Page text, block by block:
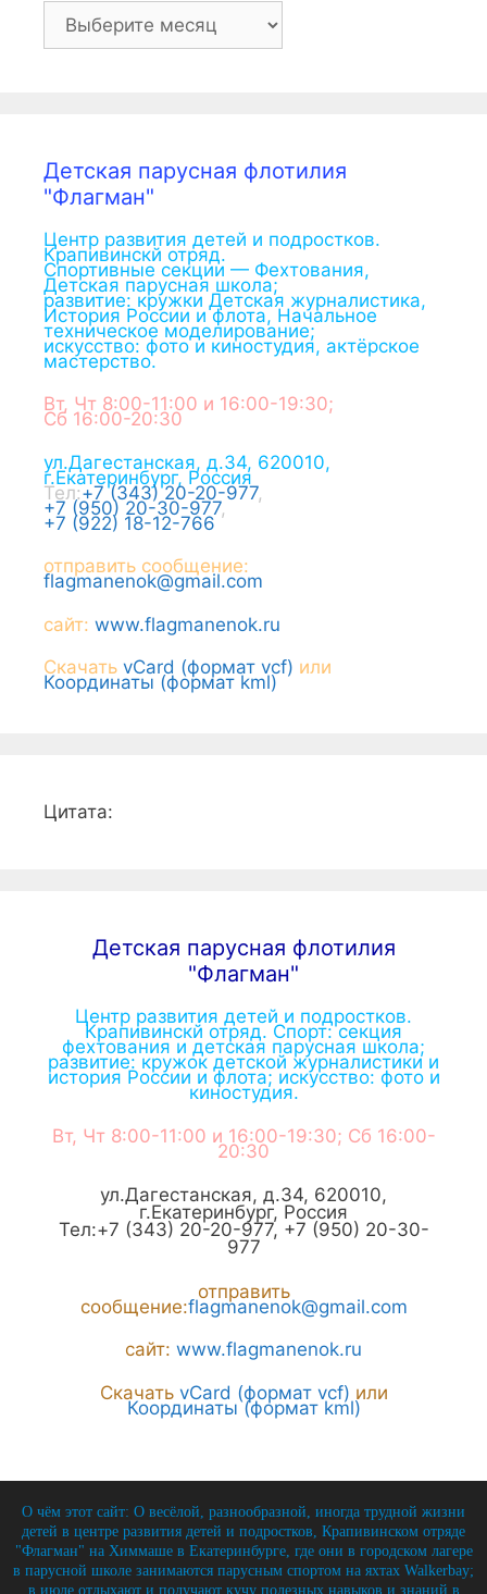
Архив
Детская парусная флотилия
"Флагман"
Центр развития детей и подростков.
Крапивинскй отряд.
Спортивные секции — Фехтования,
Детская парусная школа;
развитие: кружки Детская журналистика,
История России и флота, Начальное
техническое моделирование;
искусство: фото и киностудия, актёрское
мастерство.
Вт, Чт 8:00-11:00 и 16:00-19:30;
Сб 16:00-20:30
ул.Дагестанская, д.34, 620010,
г.Екатеринбург, Россия
Тел:+7 (343) 20-20-977,
+7 (950) 20-30-977,
+7 (922) 18-12-766
отправить сообщение:
flagmanenok@gmail.com
сайт: www.flagmanenok.ru
Скачать vCard (формат vcf) или
Координаты (формат kml)
Цитата:
Детская парусная флотилия
"Флагман"
Центр развития детей и подростков.
Крапивинскй отряд. Спорт: секция
фехтования и детская парусная школа;
развитие: кружок детской журналистики и
история России и флота; искусство: фото и
киностудия.
Вт, Чт 8:00-11:00 и 16:00-19:30; Сб 16:00-
20:30
ул.Дагестанская, д.34, 620010,
г.Екатеринбург, Россия
Тел:+7 (343) 20-20-977, +7 (950) 20-30-
977
отправить
сообщение:flagmanenok@gmail.com
сайт: www.flagmanenok.ru
Скачать vCard (формат vcf) или
Координаты (формат kml)
О чём этот сайт: О весёлой, разнообразной, иногда трудной жизни
детей в центре развития детей и подростков, Крапивинском отряде
"Флагман" на Химмаше в Екатеринбурге, где они в городском лагере
в парусной школе занимаются парусным спортом на яхтах Walkerbay;
в июле отдыхают и получают кучу полезных навыков и знаний в